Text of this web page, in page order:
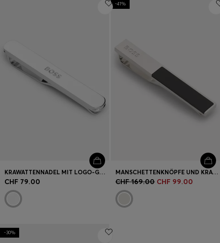
FAQ & Hilfe
Store Locator
KRAWATTENNADEL MIT LOGO-GRAVUR
CHF 79.00
-41%
MANSCHETTENKNÖPFE UND KRAWATTENKLAMMER-SET MIT EMAILLE-EINSÄTZEN
CHF 169.00 CHF 99.00
-30%